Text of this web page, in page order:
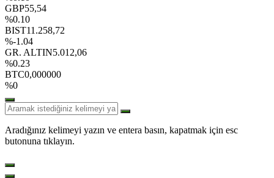
GBP55,54
%0.10
BIST11.258,72
%-1.04
GR. ALTIN5.012,06
%0.23
BTC0,000000
%0
Aradığınız kelimeyi yazın ve entera basın, kapatmak için esc
butonuna tıklayın.